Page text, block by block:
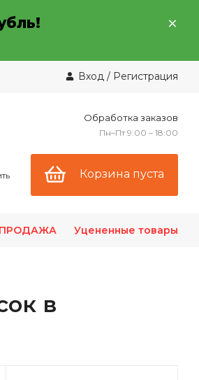
Вход / Регистрация
Обработка заказов
Пн–Пт 9:00 – 18:00
Корзина пуста
Уцененные товары
в